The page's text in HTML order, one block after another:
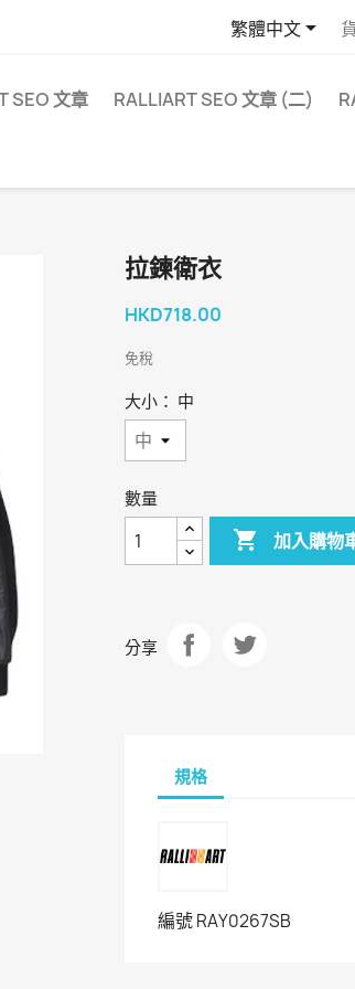
繁體中文
SEO 文章 RALLIART SEO 文章 (二)
拉鍊衛衣
HKD718.00
免稅
大小： 中
數量
 加入購物
分享
規格
編號RAY0267SB